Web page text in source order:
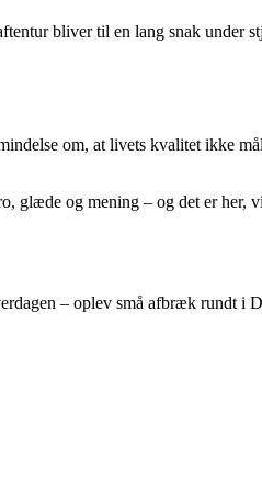
bliver til en lang snak under
om, at livets kvalitet ikke
glæde og mening – og det er her,
– oplev små afbræk rundt i